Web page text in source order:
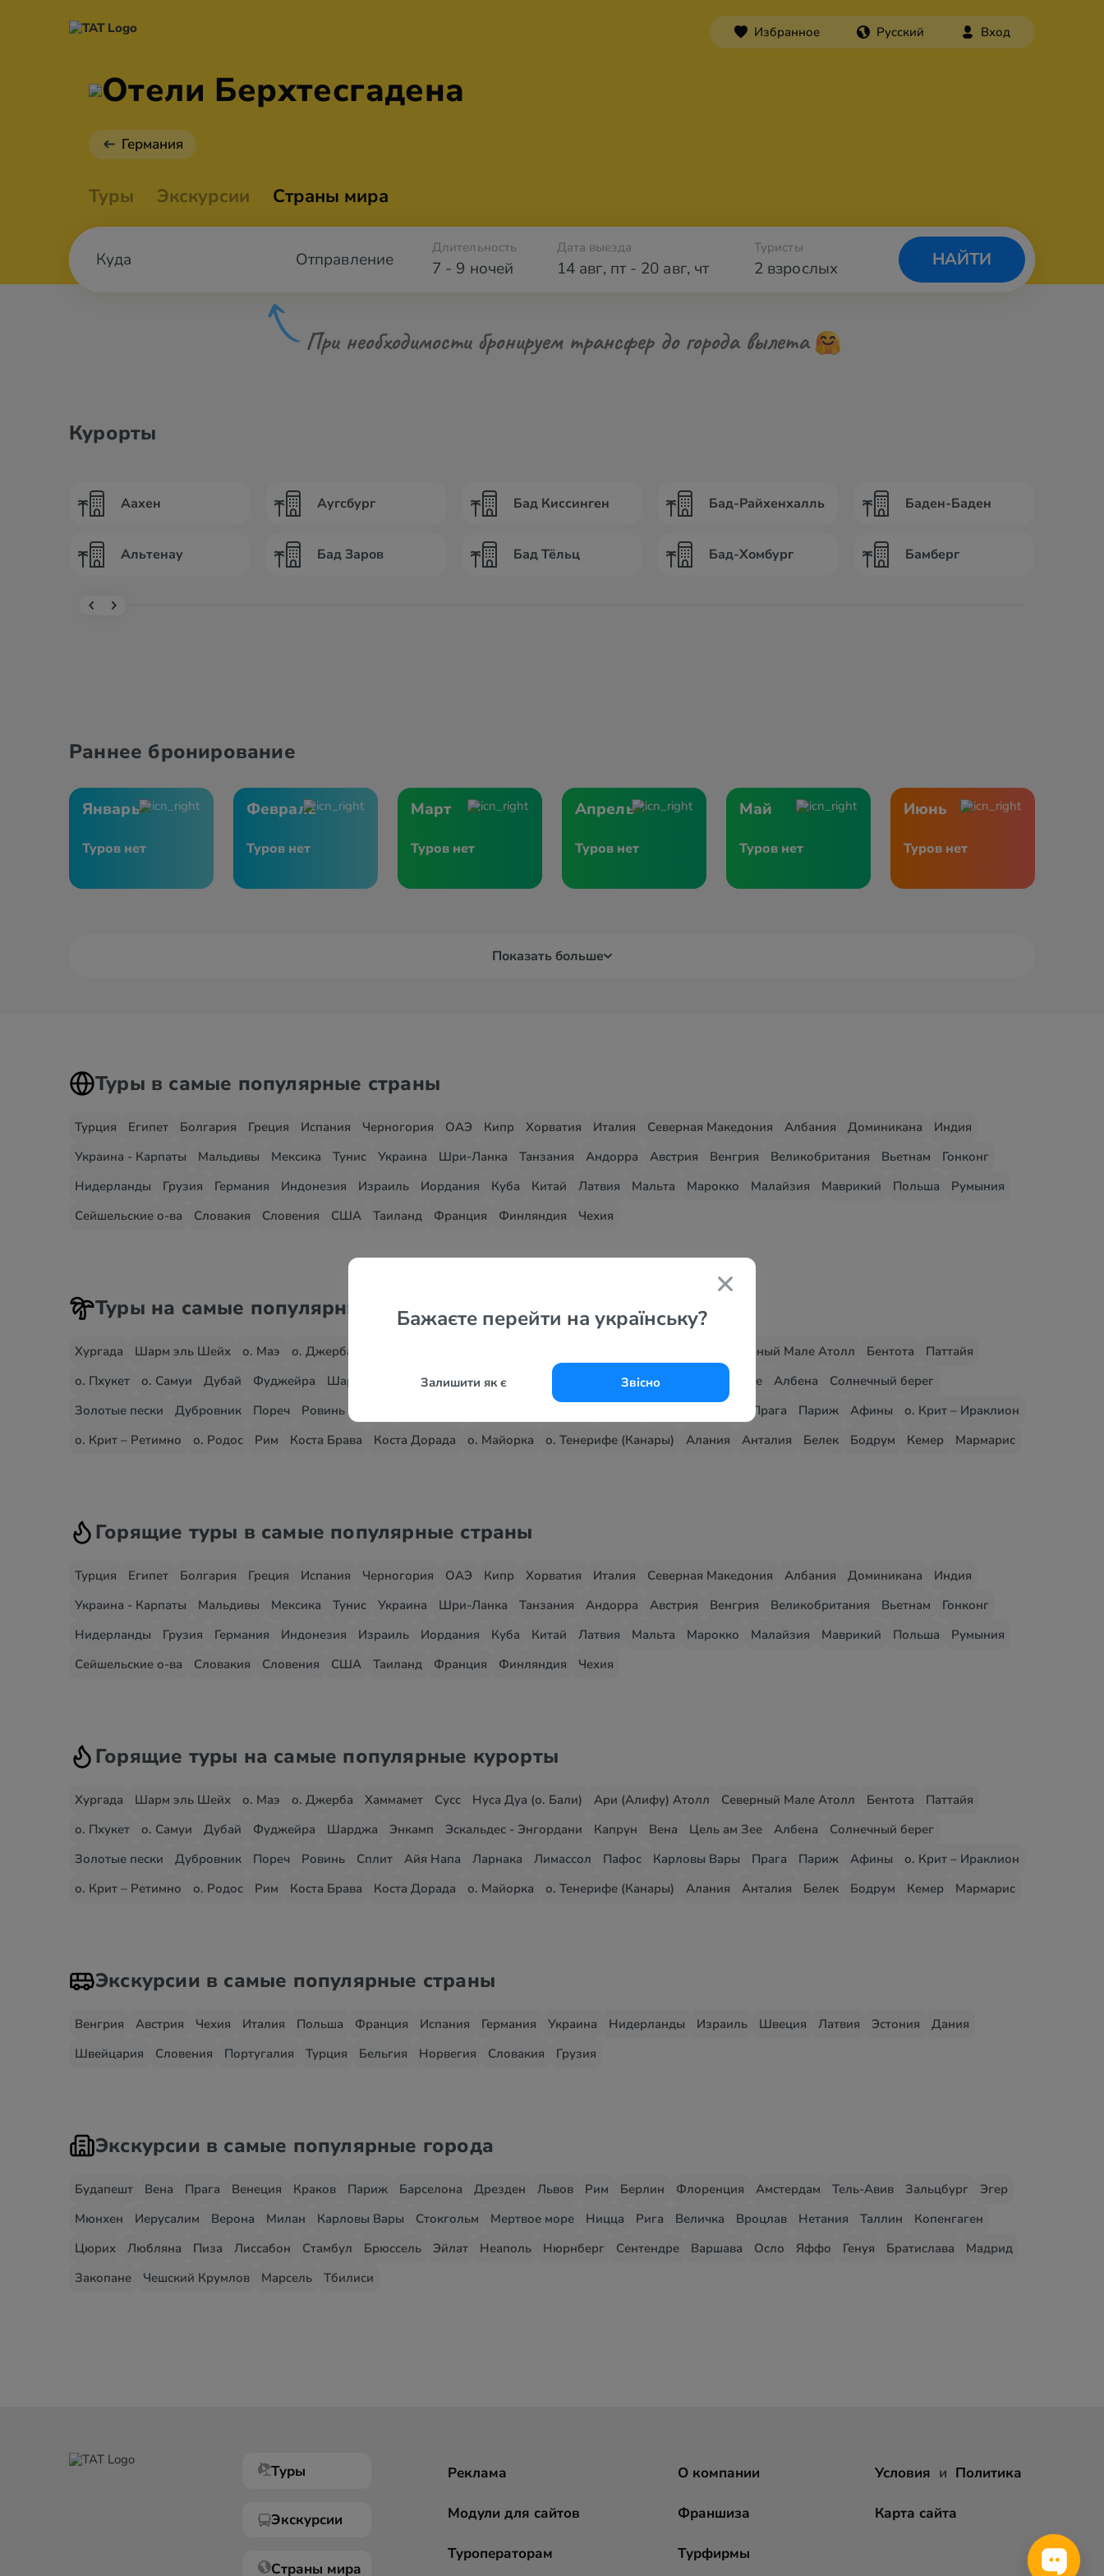
Бажаєте перейти на українську?
Залишити як є Звісно
Избранное Русский Вход
Отели Берхтесгадена
Германия
Туры Экскурсии Страны мира
Отправление 7 - 9 ночей
Длительность Дата выезда
14 авг, пт- 20 авг, чт 2 взрослых
Туристы
НАЙТИ
При необходимости бронируем трансфер до города вылета
Курорты
Аахен
Альтенау
Аугсбург
Бад Заров
Бад Киссинген
Бад Тёльц
Бад-Райхенхалль
Бад-Хомбург
Баден-Баден
Бамберг
Раннее бронирование
Январь
Туров нет
Февраль
Туров нет
Март
Туров нет
Апрель
Туров нет
Май
Туров нет
Июнь
Туров нет
Показать больше
Туры в самые популярные страны
Турция Египет Болгария Греция Испания Черногория ОАЭ Кипр Хорватия Италия Северная Македония Албания Доминикана
Индия
Украина - Карпаты
Мальдивы Мексика Тунис Украина Шри-Ланка Танзания Андорра Австрия Венгрия Великобритания Вьетнам
Гонконг
Нидерланды
Грузия Германия Индонезия Израиль Иордания Куба Китай Латвия Мальта Марокко Малайзия Маврикий Польша
Румыния
Сейшельские о-ва
Словакия Словения США Таиланд Франция Финляндия Чехия
Туры на самые популярные курорты
Хургада Шарм эль Шейх о. Маэ о. Джерба Северный Мале Атолл Бентота
Паттайя
о. Пхукет
о. Самуи Дубай Фуджейра Шарджа Энкамп Эскальдес - Энгордани Капрун Вена Цель ам Зее Албена
Солнечный берег
Золотые пески
Дубровник Пореч Ровинь Прага Париж Афины
о. Крит – Ираклион
о. Крит – Ретимно
о. Родос Рим Коста Брава Коста Дорада о. Майорка о. Тенерифе (Канары) Алания Анталия Белек Бодрум Кемер Мармарис
Горящие туры в самые популярные страны
Турция Египет Болгария Греция Испания Черногория ОАЭ Кипр Хорватия Италия Северная Македония Албания Доминикана
Индия
Украина - Карпаты
Мальдивы Мексика Тунис Украина Шри-Ланка Танзания Андорра Австрия Венгрия Великобритания Вьетнам
Гонконг
Нидерланды
Грузия Германия Индонезия Израиль Иордания Куба Китай Латвия Мальта Марокко Малайзия Маврикий Польша
Румыния
Сейшельские о-ва
Словакия Словения США Таиланд Франция Финляндия Чехия
Горящие туры на самые популярные курорты
Хургада Шарм эль Шейх о. Маэ о. Джерба Хаммамет Сусс Нуса Дуа (о. Бали) Ари (Алифу) Атолл Северный Мале Атолл Бентота
Паттайя
о. Пхукет
о. Самуи Дубай Фуджейра Шарджа Энкамп Эскальдес - Энгордани Капрун Вена Цель ам Зее Албена
Солнечный берег
Золотые пески
Дубровник Пореч Ровинь Сплит Айя Напа Ларнака Лимассол Пафос Карловы Вары Прага Париж Афины
о. Крит – Ираклион
о. Крит – Ретимно
о. Родос Рим Коста Брава Коста Дорада о. Майорка о. Тенерифе (Канары) Алания Анталия Белек Бодрум Кемер Мармарис
Экскурсии в самые популярные страны
Венгрия Австрия Чехия Италия Польша Франция Испания Германия Украина Нидерланды Израиль Швеция Латвия Эстония
Дания
Швейцария
Словения Португалия Турция Бельгия Норвегия Словакия Грузия
Экскурсии в самые популярные города
Будапешт Вена Прага Венеция Краков Париж Барселона Дрезден Львов Рим Берлин Флоренция Амстердам Тель-Авив Зальцбург
Эгер
Мюнхен
Иерусалим Верона Милан Карловы Вары Стокгольм Мертвое море Ницца Рига Величка Вроцлав Нетания Таллин
Копенгаген
Цюрих
Любляна Пиза Лиссабон Стамбул Брюссель Эйлат Неаполь Нюрнберг Сентендре Варшава Осло Яффо Генуя Братислава
Мадрид
Закопане
Чешский Крумлов Марсель Тбилиси
Туры
Экскурсии
Страны мира
Реклама
Модули для сайтов
Туроператорам
О компании
Франшиза
Турфирмы
Условия и Политика
Карта сайта